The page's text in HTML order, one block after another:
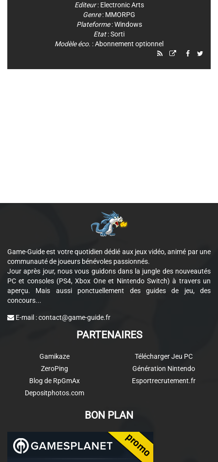
Editeur: Electronic Arts
Genre: MMORPG
Plateforme:Windows
Etat: Sorti
Modèle éco. : Abonnement optionnel
Game-Guide est votre quotidien dédié aux jeux vidéo, animé par une
communauté de joueurs bénévoles passionnés.
Jour après jour, nous vous guidons dans la jungle des nouveautés
PC et consoles (PS4, Xbox One et Nintendo Switch) à travers un
aperçu. Mais aussi ponctuellement des guides de jeu, des
concours...
E-mail :contact@game-guide.fr
PARTENAIRES
Gamikaze
ZeroPing
Blog de RpGmAx
Depositphotos.com
Télécharger Jeu PC
Génération Nintendo
Esportrecrutement.fr
BON PLAN